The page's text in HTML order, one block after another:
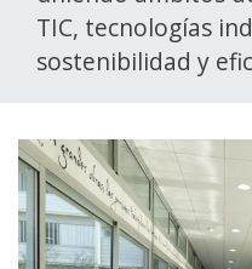
TIC, tecnologías
sostenibilidad y